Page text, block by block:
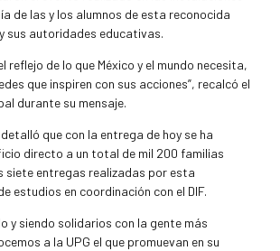
de las y los alumnos de esta reconocida
sus autoridades educativas.
reflejo de lo que México y el mundo necesita,
que inspiren con sus acciones”, recalcó el
durante su mensaje.
que con la entrega de hoy se ha
directo a un total de mil 200 familias
siete entregas realizadas por esta
estudios en coordinación con el DIF.
y siendo solidarios con la gente más
a la UPG el que promuevan en su